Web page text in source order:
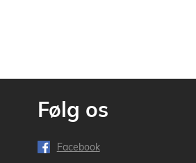
Følg os
Facebook